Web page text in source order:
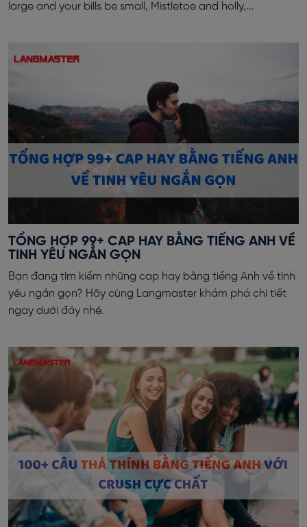
large and your bills be small, Mistletoe and holly,...
TỔNG HỢP 99+ CAP HAY BẰNG TIẾNG ANH VỀ
TINH YÊU NGẮN GỌN
Bạn đang tìm kiếm những cap hay bằng tiếng Anh về tình
yêu ngắn gọn? Hãy cùng Langmaster khám phá chi tiết
ngay dưới đây nhé.